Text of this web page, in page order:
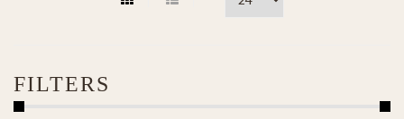
FILTERS